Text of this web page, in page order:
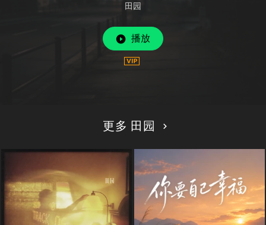
田园
播放
更多 田园